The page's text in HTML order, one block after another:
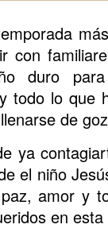
con
duro para
todo lo que
de
ya
el niño
amor y
en esta